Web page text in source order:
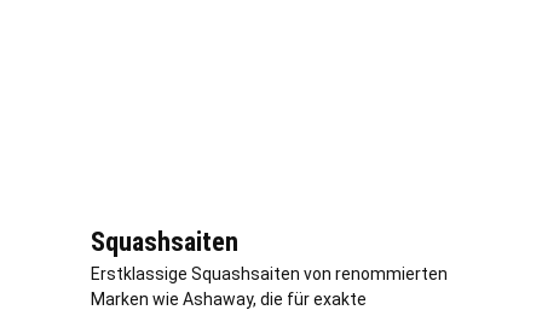
Squashsaiten
Erstklassige Squashsaiten von renommierten
Marken wie Ashaway, die für exakte